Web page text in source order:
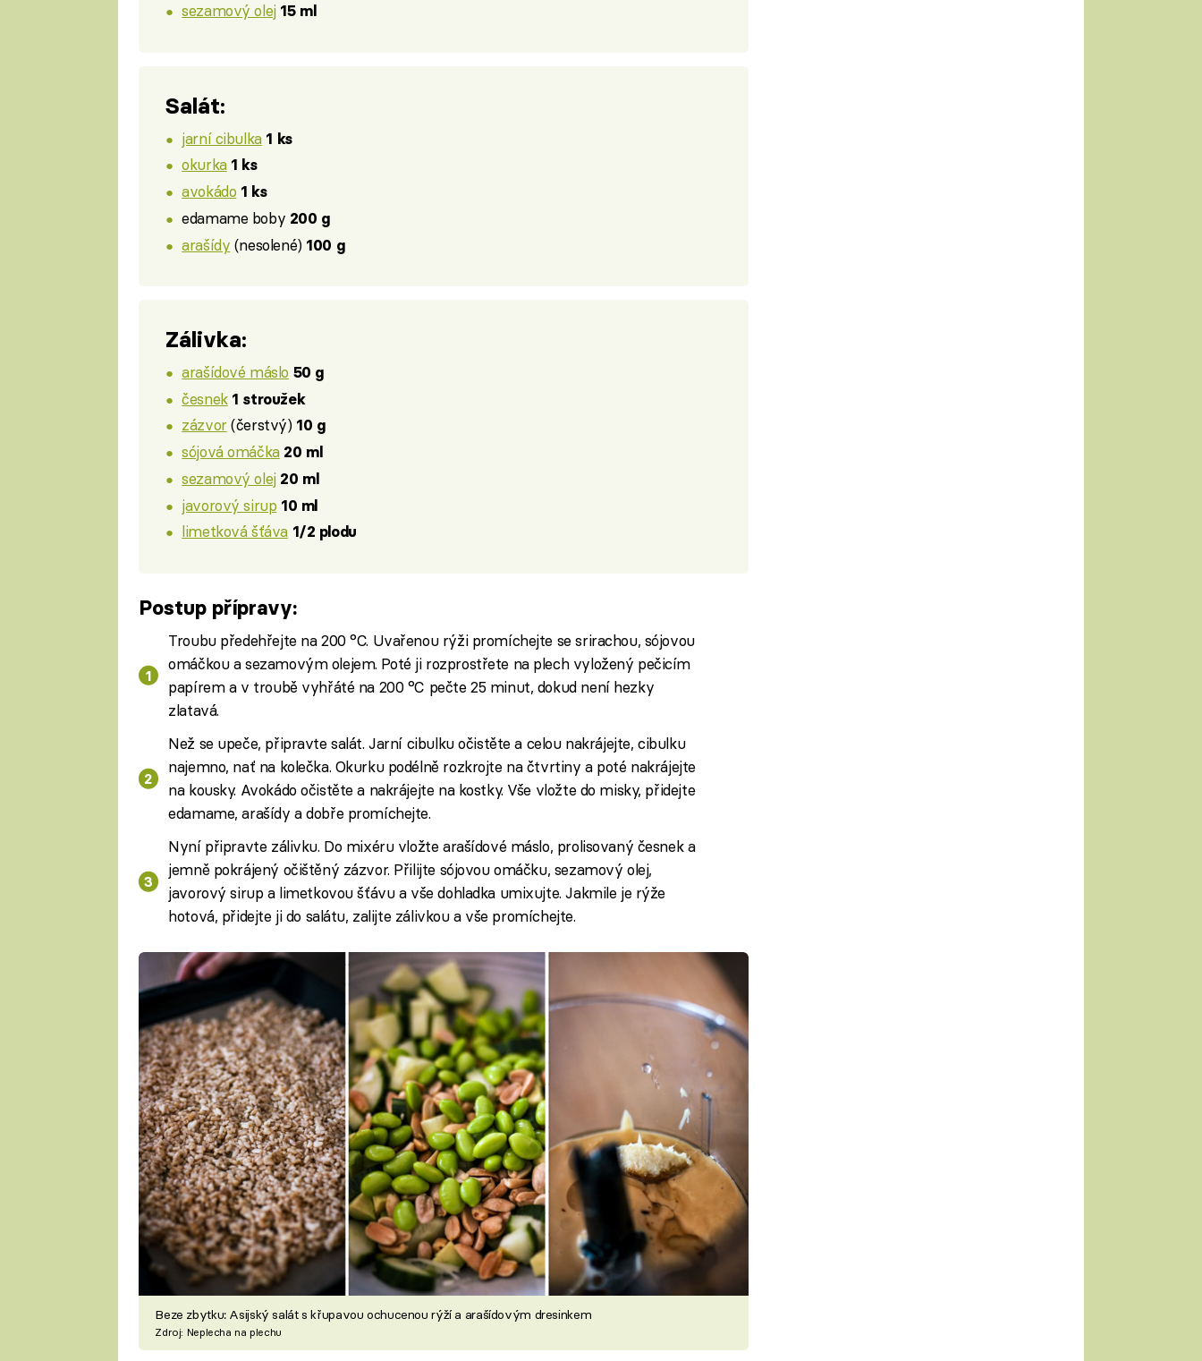
sezamový olej 15 ml
Salát:
jarní cibulka 1 ks
okurka 1 ks
avokádo 1 ks
edamame boby 200 g
arašídy (nesolené) 100 g
Zálivka:
arašídové máslo 50 g
česnek 1 stroužek
zázvor(čerstvý) 10 g
sójová omáčka 20 ml
sezamový olej 20 ml
javorový sirup 10 ml
limetková šťáva 1/2 plodu
Postup přípravy:
Troubu předehřejte na 200 °C. Uvařenou rýži promíchejte se srirachou, sójovou
omáčkou a sezamovým olejem. Poté ji rozprostřete na plech vyložený pečicím
papírem a v troubě vyhřáté na 200 °C pečte 25 minut, dokud není hezky
zlatavá.
Než se upeče, připravte salát. Jarní cibulku očistěte a celou nakrájejte, cibulku
najemno, nať na kolečka. Okurku podélně rozkrojte na čtvrtiny a poté nakrájejte
na kousky. Avokádo očistěte a nakrájejte na kostky. Vše vložte do misky, přidejte
edamame, arašídy a dobře promíchejte.
Nyní připravte zálivku. Do mixéru vložte arašídové máslo, prolisovaný česnek a
jemně pokrájený očištěný zázvor. Přilijte sójovou omáčku, sezamový olej,
javorový sirup a limetkovou šťávu a vše dohladka umixujte. Jakmile je rýže
hotová, přidejte ji do salátu, zalijte zálivkou a vše promíchejte.
Beze zbytku: Asijský salát s křupavou ochucenou rýží a arašídovým dresinkem
Zdroj: Neplecha na plechu